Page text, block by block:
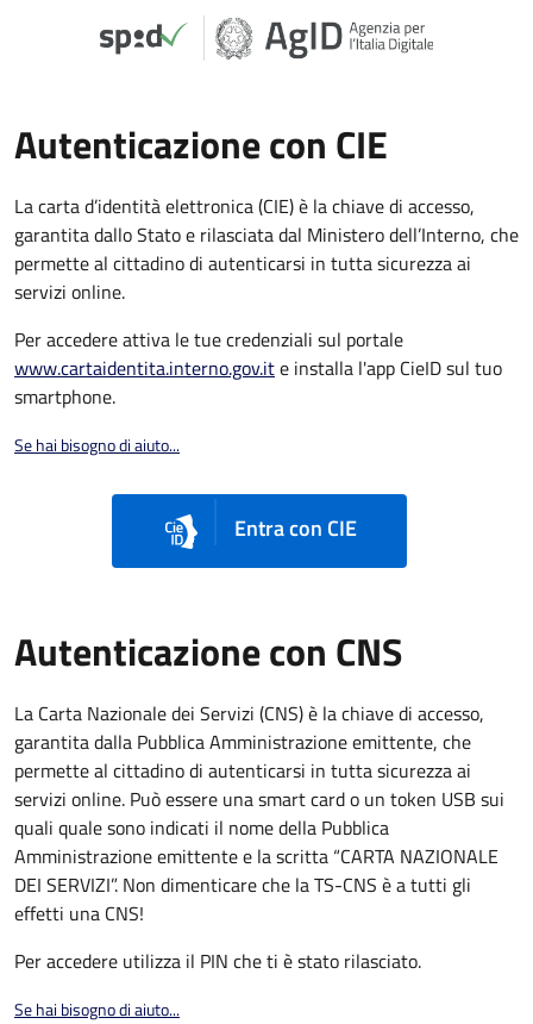
Autenticazione con CIE
La carta d’identità elettronica (CIE) è la chiave di accesso,
garantita dallo Stato e rilasciata dal Ministero dell’Interno, che
permette al cittadino di autenticarsi in tutta sicurezza ai
servizi online.
Per accedere attiva le tue credenziali sul portale
www.cartaidentita.interno.gov.ite installa l'app CieID sul tuo
smartphone.
Se hai bisogno di aiuto...
Entra con CIE
Autenticazione con CNS
La Carta Nazionale dei Servizi (CNS) è la chiave di accesso,
garantita dalla Pubblica Amministrazione emittente, che
permette al cittadino di autenticarsi in tutta sicurezza ai
servizi online. Può essere una smart card o un token USB sui
quali quale sono indicati il nome della Pubblica
Amministrazione emittente e la scritta “CARTA NAZIONALE
DEI SERVIZI”. Non dimenticare che la TS-CNS è a tutti gli
effetti una CNS!
Per accedere utilizza il PIN che ti è stato rilasciato.
Se hai bisogno di aiuto...